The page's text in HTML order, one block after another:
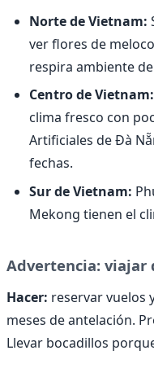
Norte de Vietnam:
ver flores de
respira ambiente
Centro de Vietnam:
clima fresco con
Artificiales de Đà
fechas.
Sur de Vietnam:
Mekong tienen el
Advertencia: viajar
Hacer: reservar vuelos
meses de antelación.
Llevar bocadillos